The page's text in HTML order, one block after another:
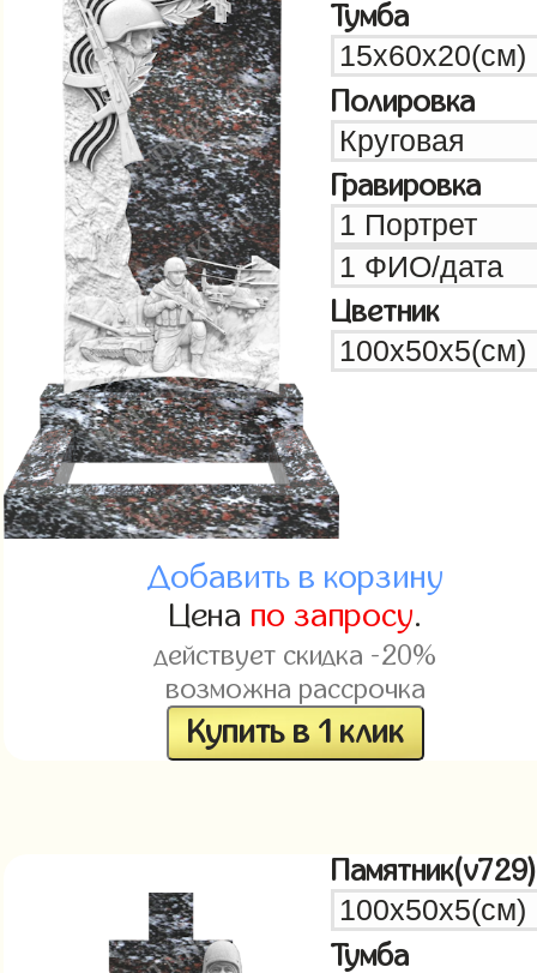
Тумба
Полировка
Гравировка
Цветник
Добавить в корзину
Цена по запросу.
действует скидка -20%
возможна рассрочка
Купить в 1 клик
Памятник(v729)
Тумба